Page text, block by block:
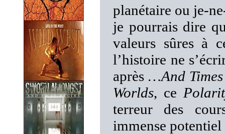
planétaire ou je-
je pourrais dire
valeurs sûres à
l’histoire ne
après …And
Worlds, ce
terreur des
immense